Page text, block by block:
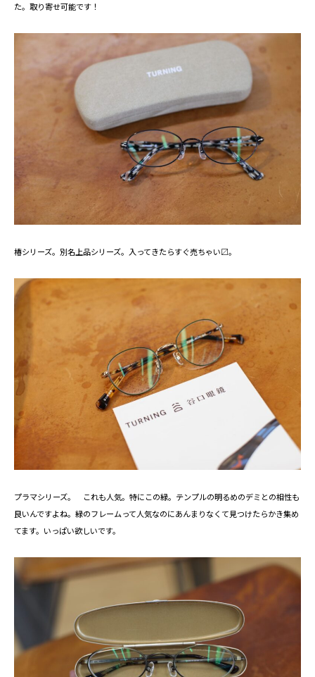
た。取り寄せ可能です！
椿シリーズ。別名上品シリーズ。入ってきたらすぐ売ちゃい〼。
プラマシリーズ。 これも人気。特にこの緑。テンプルの明るめのデミとの相性も
良いんですよね。緑のフレームって人気なのにあんまりなくて見つけたらかき集め
てます。いっぱい欲しいです。